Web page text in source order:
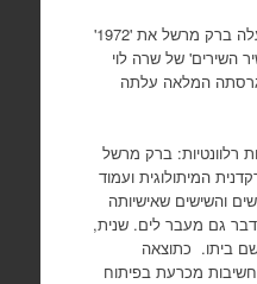
במחצית השנייה של הערב העלה ברק מרשל את '1972'
השירים' של שרה לוי
המלאה עלתה
רלוונטיות: ברק מרשל
המיתולוגית ועמוד
והשישים שאישיותה
גם מעבר לים. שנית,
ביתו. כתוצאה
חשיבות מכרעת בפיתוח